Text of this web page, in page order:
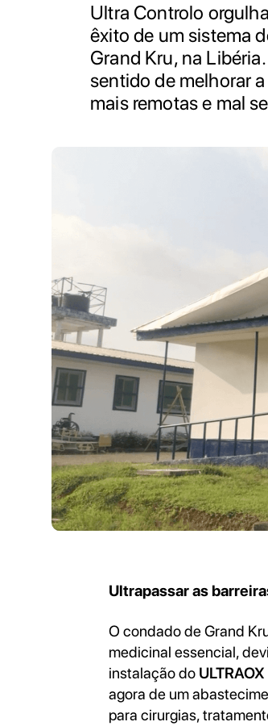
Ultra Controlo
êxito de um sistema
Grand Kru, na
sentido de melhorar
mais remotas e mal
Ultrapassar as
O condado de Grand
medicinal essencial,
instalação do ULTRAOX
agora de um
para cirurgias,